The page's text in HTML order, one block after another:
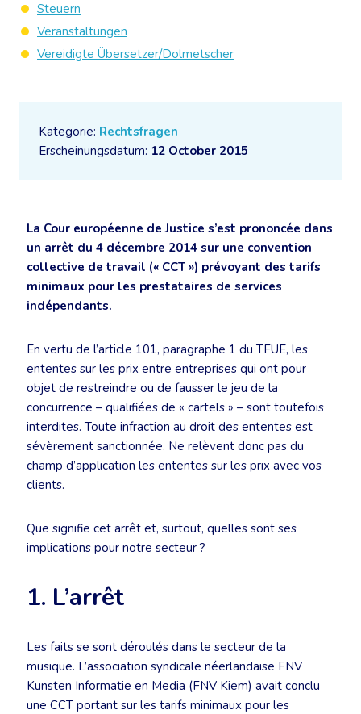
Kategorie: Rechtsfragen
Erscheinungsdatum: 12 October 2015
La Cour européenne de Justice s’est prononcée dans
un arrêt du 4 décembre 2014 sur une convention
collective de travail (« CCT ») prévoyant des tarifs
minimaux pour les prestataires de services
indépendants.
En vertu de l’article 101, paragraphe 1 du TFUE, les
ententes sur les prix entre entreprises qui ont pour
objet de restreindre ou de fausser le jeu de la
concurrence – qualifiées de « cartels » – sont toutefois
interdites. Toute infraction au droit des ententes est
sévèrement sanctionnée. Ne relèvent donc pas du
champ d’application les ententes sur les prix avec vos
clients.
Que signifie cet arrêt et, surtout, quelles sont ses
implications pour notre secteur ?
1. L’arrêt
Les faits se sont déroulés dans le secteur de la
musique. L’association syndicale néerlandaise FNV
Kunsten Informatie en Media (FNV Kiem) avait conclu
une CCT portant sur les tarifs minimaux pour les
Steuern
Veranstaltungen
Vereidigte Übersetzer/Dolmetscher